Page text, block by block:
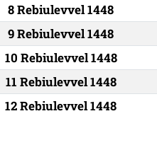
8 Rebiulevvel 1448
9 Rebiulevvel 1448
10 Rebiulevvel 1448
11 Rebiulevvel 1448
12 Rebiulevvel 1448